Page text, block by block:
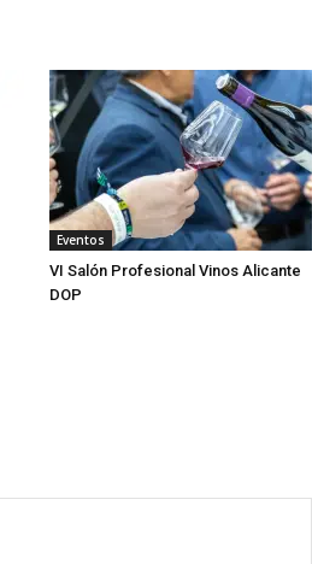
Eventos
VI Salón Profesional Vinos Alicante
DOP